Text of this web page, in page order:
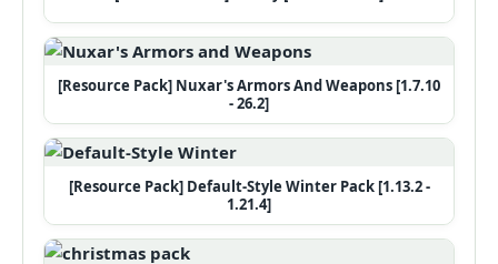
[Resource Pack] Nuxar's Armors And Weapons [1.7.10
- 26.2]
[Resource Pack] Default-Style Winter Pack [1.13.2 -
1.21.4]